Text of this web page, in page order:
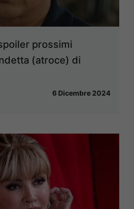
prossimi
(atroce) di
6 Dicembre 2024